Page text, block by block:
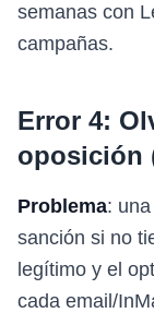
semanas con
campañas.
Error 4:
oposición
Problema:
sanción si no
legítimo y el
cada email/